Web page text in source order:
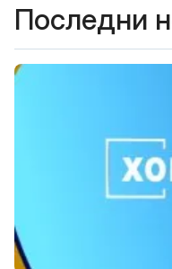
Последни